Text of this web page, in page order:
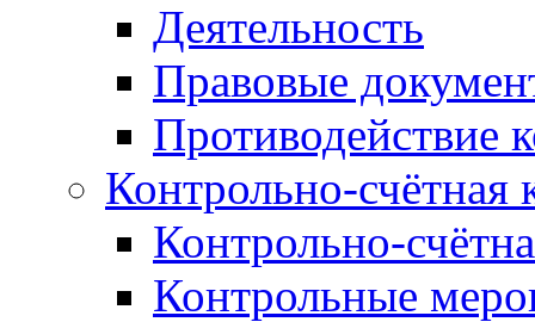
Деятельность
Правовые
Противодействие
Контрольно-счётная
Контрольно-
Контрольные